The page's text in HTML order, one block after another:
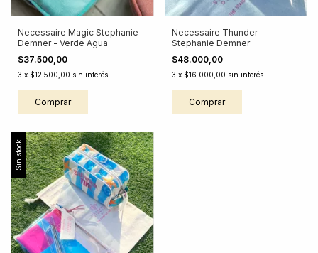
Necessaire Magic Stephanie
Demner - Verde Agua
$37.500,00
3 x $12.500,00 sin interés
Comprar
Necessaire Thunder
Stephanie Demner
$48.000,00
3 x $16.000,00 sin interés
Comprar
Sin stock